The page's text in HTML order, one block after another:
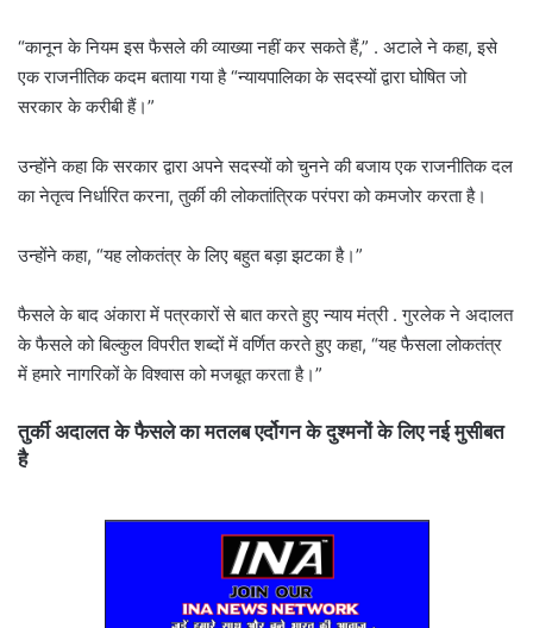
“कानून के नियम इस फैसले की व्याख्या नहीं कर सकते हैं,” . अटाले ने कहा, इसे
एक राजनीतिक कदम बताया गया है “न्यायपालिका के सदस्यों द्वारा घोषित जो
सरकार के करीबी हैं।”
उन्होंने कहा कि सरकार द्वारा अपने सदस्यों को चुनने की बजाय एक राजनीतिक दल
का नेतृत्व निर्धारित करना, तुर्की की लोकतांत्रिक परंपरा को कमजोर करता है।
उन्होंने कहा, “यह लोकतंत्र के लिए बहुत बड़ा झटका है।”
फैसले के बाद अंकारा में पत्रकारों से बात करते हुए न्याय मंत्री . गुरलेक ने अदालत
के फैसले को बिल्कुल विपरीत शब्दों में वर्णित करते हुए कहा, “यह फैसला लोकतंत्र
में हमारे नागरिकों के विश्वास को मजबूत करता है।”
तुर्की अदालत के फैसले का मतलब एर्दोगन के दुश्मनों के लिए नई मुसीबत
है